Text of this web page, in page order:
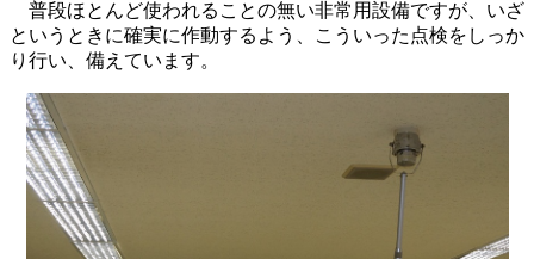
普段ほとんど使われることの無い非常用設備ですが、いざ
というときに確実に作動するよう、こういった点検をしっか
り行い、備えています。